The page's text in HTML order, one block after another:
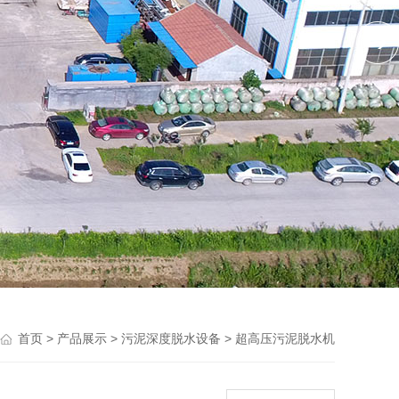
首页 > 产品展示 > 污泥深度脱水设备 > 超高压污泥脱水机